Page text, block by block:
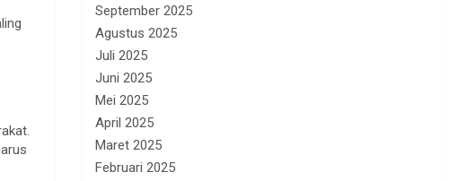
September 2025
Agustus 2025
Juli 2025
Juni 2025
Mei 2025
April 2025
Maret 2025
Februari 2025